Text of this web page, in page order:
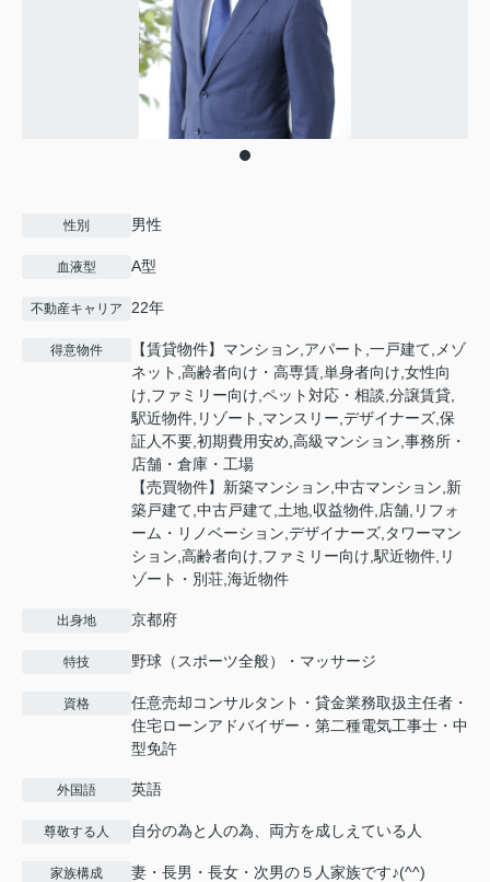
性別 男性
血液型 A型
不動産キャリア 22年
得意物件
【賃貸物件】マンション,アパート,一戸建て,メゾ
ネット,高齢者向け・高専賃,単身者向け,女性向
け,ファミリー向け,ペット対応・相談,分譲賃貸,
駅近物件,リゾート,マンスリー,デザイナーズ,保
証人不要,初期費用安め,高級マンション,事務所・
店舗・倉庫・工場
【売買物件】新築マンション,中古マンション,新
築戸建て,中古戸建て,土地,収益物件,店舗,リフォ
ーム・リノベーション,デザイナーズ,タワーマン
ション,高齢者向け,ファミリー向け,駅近物件,リ
ゾート・別荘,海近物件
出身地 京都府
特技 野球（スポーツ全般）・マッサージ
資格
任意売却コンサルタント・貸金業務取扱主任者・
住宅ローンアドバイザー・第二種電気工事士・中
型免許
外国語 英語
尊敬する人 自分の為と人の為、両方を成しえている人
家族構成 妻・長男・長女・次男の５人家族です♪(^^)